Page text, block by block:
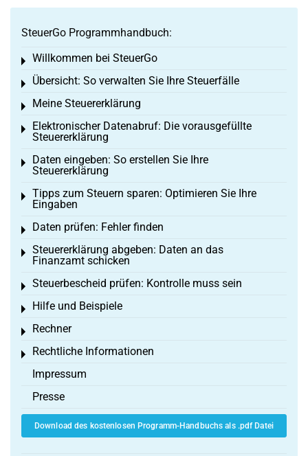
SteuerGo Programmhandbuch:
Willkommen bei SteuerGo
Toggle menu
Übersicht: So verwalten Sie Ihre Steuerfälle
Toggle menu
Meine Steuererklärung
Toggle menu
Elektronischer Datenabruf: Die vorausgefüllte
Steuererklärung
Toggle menu
Daten eingeben: So erstellen Sie Ihre
Steuererklärung
Toggle menu
Tipps zum Steuern sparen: Optimieren Sie Ihre
Eingaben
Toggle menu
Daten prüfen: Fehler finden
Toggle menu
Steuererklärung abgeben: Daten an das
Finanzamt schicken
Toggle menu
Steuerbescheid prüfen: Kontrolle muss sein
Toggle menu
Hilfe und Beispiele
Toggle menu
Rechner
Toggle menu
Rechtliche Informationen
Toggle menu
Impressum
Presse
Download des kostenlosen Programm-Handbuchs als .pdf Datei